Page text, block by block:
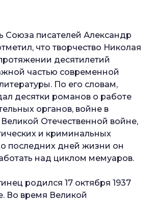
Союза писателей Александр
что творчество Николая
десятилетий
частью современной
По его словам,
десятки романов о работе
органов, войне в
Отечественной войне,
и криминальных
последних дней жизни он
над циклом мемуаров.
родился 17 октября 1937
Во время Великой